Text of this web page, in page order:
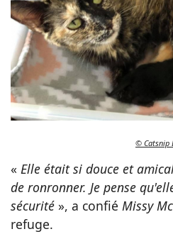
© Catsnip
« Elle était si douce et
de ronronner. Je pense
sécurité », a confié Missy
refuge.